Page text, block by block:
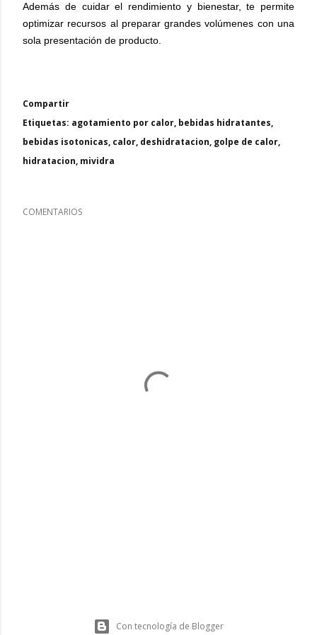
Además de cuidar el rendimiento y bienestar, te permite
optimizar recursos al preparar grandes volúmenes con una
sola presentación de producto.
Compartir
Etiquetas: agotamiento por calor bebidas hidratantes
bebidas isotonicas calor deshidratacion golpe de calor
hidratacion mividra
COMENTARIOS
Con tecnología de Blogger